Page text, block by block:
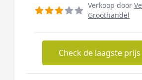
Verkoop door
Groothandel
Check de laagste prijs